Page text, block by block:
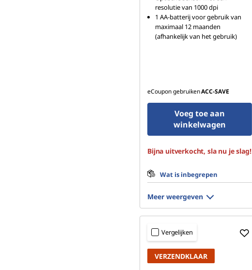
resolutie van 1000 dpi
1 AA-batterij voor gebruik van
maximaal 12 maanden
(afhankelijk van het gebruik)
eCoupon gebruikenACC‑SAVE
Voeg toe aan
winkelwagen
Bijna uitverkocht, sla nu je slag!
Wat is inbegrepen
Meer weergeven
Vergelijken
VERZENDKLAAR